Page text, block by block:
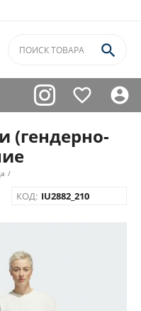



(гендерно-
/
КОД: IU2882_210